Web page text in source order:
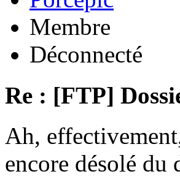
Membre
Déconnecté
Re : [FTP]
Ah,
encore désolé du